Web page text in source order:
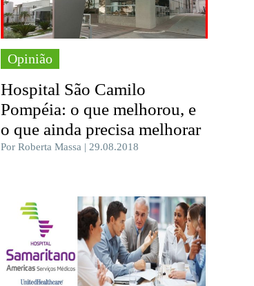
Opinião
Hospital São Camilo
Pompéia: o que melhorou, e
o que ainda precisa melhorar
Por Roberta Massa | 29.08.2018